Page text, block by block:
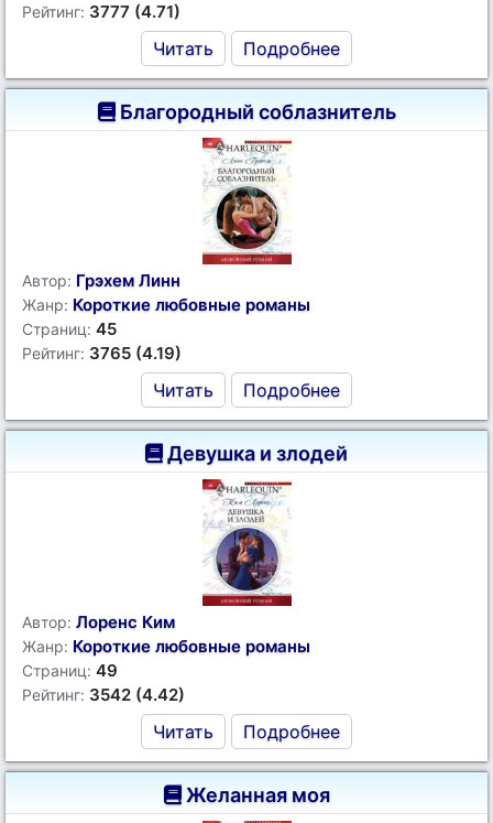
Рейтинг: 3777 (4.71)
Читать Подробнее
Благородный соблазнитель
Автор: Грэхем Линн
Жанр: Короткие любовные романы
Страниц: 45
Рейтинг: 3765 (4.19)
Читать Подробнее
Девушка и злодей
Автор: Лоренс Ким
Жанр: Короткие любовные романы
Страниц: 49
Рейтинг: 3542 (4.42)
Читать Подробнее
Желанная моя